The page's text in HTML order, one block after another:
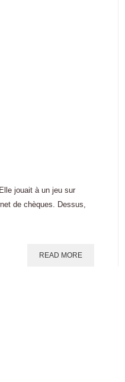
jouait à un jeu sur
de chèques. Dessus,
READ MORE